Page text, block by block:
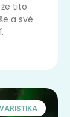
tito
a své